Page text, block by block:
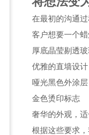
在最初的沟通
客户想要一个
厚底晶莹剔透
优雅的直墙设计
哑光黑色外涂层
金色烫印标志
奢华的外观，
根据这些要求